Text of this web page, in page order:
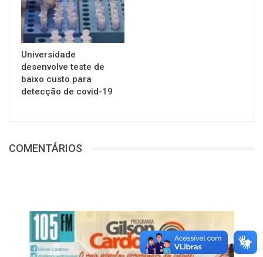
Universidade
desenvolve teste de
baixo custo para
detecção de covid-19
COMENTÁRIOS